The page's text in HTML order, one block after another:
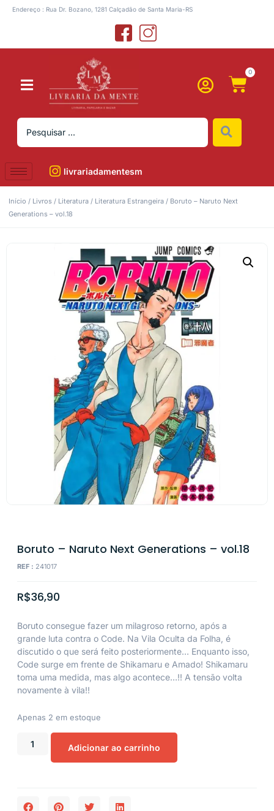
Endereço : Rua Dr. Bozano, 1281 Calçadão de Santa Maria-RS
0
livrariadamentesm
Início / Livros / Literatura / Literatura Estrangeira / Boruto – Naruto Next
Generations – vol.18
Boruto – Naruto Next Generations – vol.18
REF : 241017
R$36,90
Boruto consegue fazer um milagroso retorno, após a
grande luta contra o Code. Na Vila Oculta da Folha, é
discutido o que será feito posteriormente… Enquanto isso,
Code surge em frente de Shikamaru e Amado! Shikamaru
toma uma medida, mas algo acontece…!! A tensão volta
novamente à vila!!
Apenas 2 em estoque
Adicionar ao carrinho